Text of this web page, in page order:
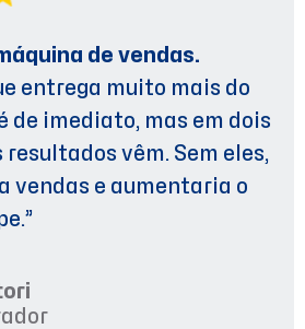
de vendas.
entrega muito mais do
de imediato, mas em dois
resultados vêm. Sem eles,
vendas e aumentaria o